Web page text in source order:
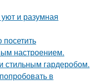
и разумная
настроением.
стильным гардеробом.
в